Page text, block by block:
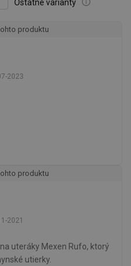
Ostatné varianty
produktu
2023
produktu
2021
uteráky Mexen Rufo, ktorý
utierky.